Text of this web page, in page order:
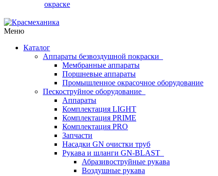
окраске
Меню
Каталог
Аппараты безвоздушной покраски
Мембранные аппараты
Поршневые аппараты
Промышленное окрасочное оборудование
Пескоструйное оборудование
Аппараты
Комплектация LIGHT
Комплектация PRIME
Комплектация PRO
Запчасти
Насадки GN очистки труб
Рукава и шланги GN-BLAST
Абразивоструйные рукава
Воздушные рукава